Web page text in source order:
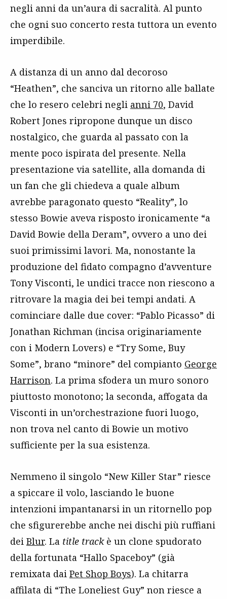
negli anni da un’aura di sacralità. Al punto
che ogni suo concerto resta tuttora un evento
imperdibile.
A distanza di un anno dal decoroso
“Heathen”, che sanciva un ritorno alle ballate
che lo resero celebri negli anni 70, David
Robert Jones ripropone dunque un disco
nostalgico, che guarda al passato con la
mente poco ispirata del presente. Nella
presentazione via satellite, alla domanda di
un fan che gli chiedeva a quale album
avrebbe paragonato questo “Reality”, lo
stesso Bowie aveva risposto ironicamente “a
David Bowie della Deram”, ovvero a uno dei
suoi primissimi lavori. Ma, nonostante la
produzione del fidato compagno d’avventure
Tony Visconti, le undici tracce non riescono a
ritrovare la magia dei bei tempi andati. A
cominciare dalle due cover: “Pablo Picasso” di
Jonathan Richman (incisa originariamente
con i Modern Lovers) e “Try Some, Buy
Some”, brano “minore” del compianto George
Harrison. La prima sfodera un muro sonoro
piuttosto monotono; la seconda, affogata da
Visconti in un’orchestrazione fuori luogo,
non trova nel canto di Bowie un motivo
sufficiente per la sua esistenza.
Nemmeno il singolo “New Killer Star” riesce
a spiccare il volo, lasciando le buone
intenzioni impantanarsi in un ritornello pop
che sfigurerebbe anche nei dischi più ruffiani
dei Blur. La title trackè un clone spudorato
della fortunata “Hallo Spaceboy” (già
remixata dai Pet Shop Boys). La chitarra
affilata di “The Loneliest Guy” non riesce a